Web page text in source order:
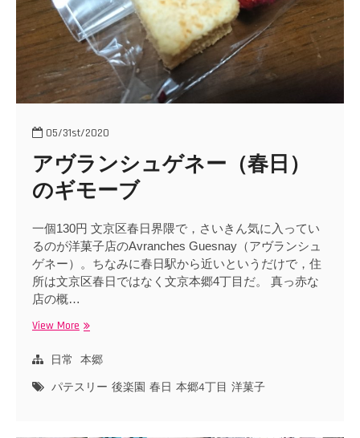
05/31st/2020
アヴランシュゲネー（春日）
のギモーブ
一個130円 文京区春日界隈で，さいきん気に入ってい
るのが洋菓子店のAvranches Guesnay（アヴランシュ
ゲネー）。ちなみに春日駅から近いというだけで，住
所は文京区春日ではなく文京本郷4丁目だ。 真っ赤な
店の概…
View Moreア
ラ
シ
日常
本郷
パテスリー 後楽園 春日 本郷4丁目 洋菓子